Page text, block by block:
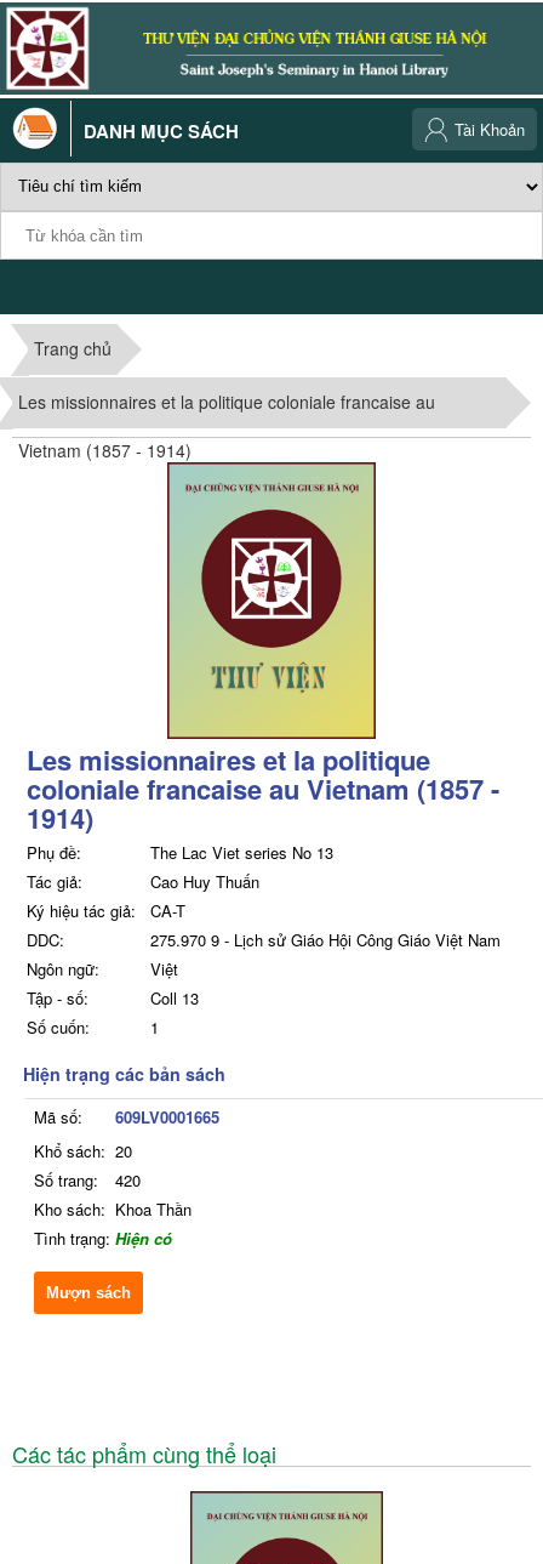
DANH MỤC SÁCH Tài Khoản
Trang chủ
Les missionnaires et la politique coloniale francaise au
Vietnam (1857 - 1914)
Les missionnaires et la politique
coloniale francaise au Vietnam (1857 -
1914)
Phụ đề:
The Lac Viet series No 13
Tác giả:
Cao Huy Thuấn
Ký hiệu tác giả:
CA-T
DDC:
275.970 9 - Lịch sử Giáo Hội Công Giáo Việt Nam
Ngôn ngữ:
Việt
Tập - số:
Coll 13
Số cuốn:
1
Hiện trạng các bản sách
Mã số:
609LV0001665
Khổ sách: 20
Số trang:
420
Kho sách: Khoa Thần
Tình trạng: Hiện có
Mượn sách
Các tác phẩm cùng thể loại